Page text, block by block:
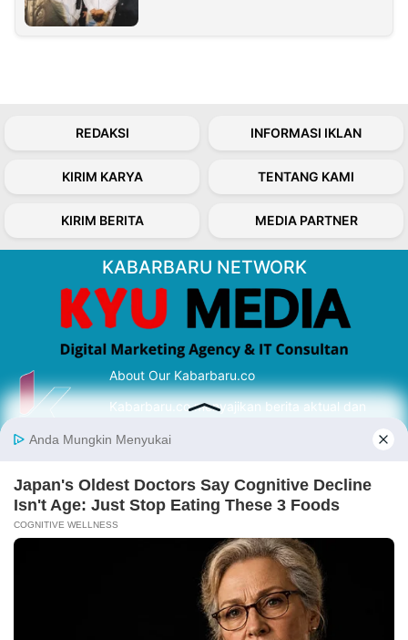
REDAKSI INFORMASI IKLAN
KIRIM KARYA TENTANG KAMI
KIRIM BERITA MEDIA PARTNER
KABARBARU NETWORK
About Our Kabarbaru.co
Kabarbaru.co menyajikan berita aktual dan
serta terverifikasi dari sumber yang tepat.
Follow Kabarbaru
Kabarbaru.co